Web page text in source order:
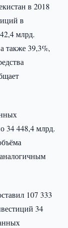
в 2018
в
млрд.
также 39,3%,
34 448,4 млрд.
107 333
34